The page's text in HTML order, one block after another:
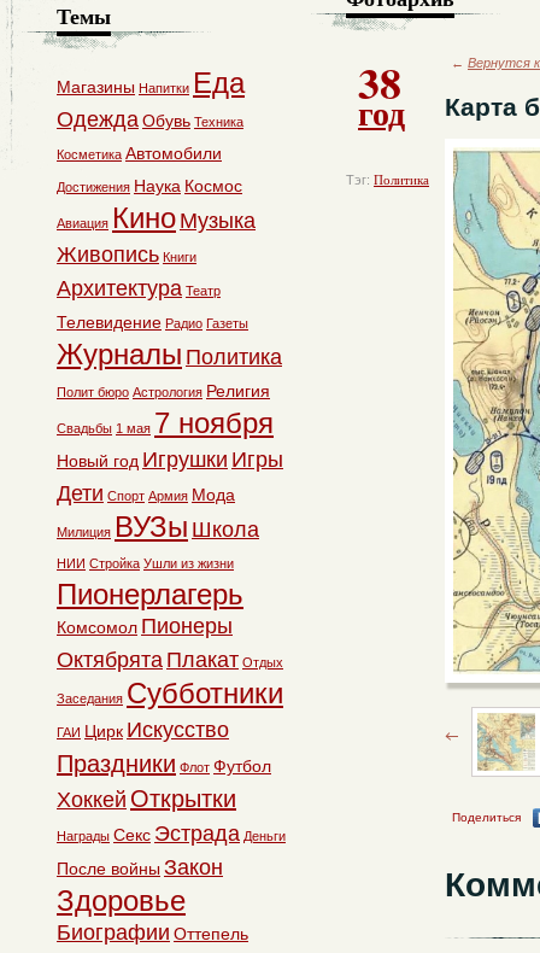
38
год
Тэг: Политика
← Вернутся
Карта
Поделиться
Темы
Магазины Напитки Еда
ОдеждаОбувь Техника
Косметика Автомобили
Достижения Наука Космос
Авиация Кино Музыка
Живопись Книги
Архитектура Театр
Телевидение Радио Газеты
Журналы Политика
Полит бюро Астрология Религия
Свадьбы 1 мая 7 ноября
Новый год Игрушки Игры
Дети Спорт Армия Мода
Милиция ВУЗы Школа
НИИ Стройка Ушли из жизни
Пионерлагерь
Комсомол Пионеры
Октябрята Плакат Отдых
Заседания Субботники
ГАИ Цирк Искусство
Праздники Флот Футбол
Хоккей Открытки
Награды Секс Эстрада Деньги
После войны Закон
Здоровье
Биографии Оттепель